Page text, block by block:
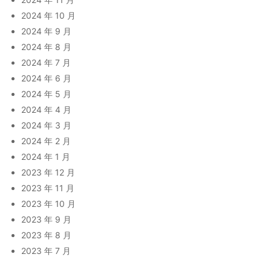
2024 年 10 月
2024 年 9 月
2024 年 8 月
2024 年 7 月
2024 年 6 月
2024 年 5 月
2024 年 4 月
2024 年 3 月
2024 年 2 月
2024 年 1 月
2023 年 12 月
2023 年 11 月
2023 年 10 月
2023 年 9 月
2023 年 8 月
2023 年 7 月